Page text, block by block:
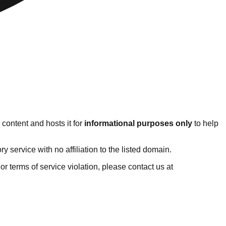
and hosts it for informational purposes only to help
service with no affiliation to the listed domain.
terms of service violation, please contact us at